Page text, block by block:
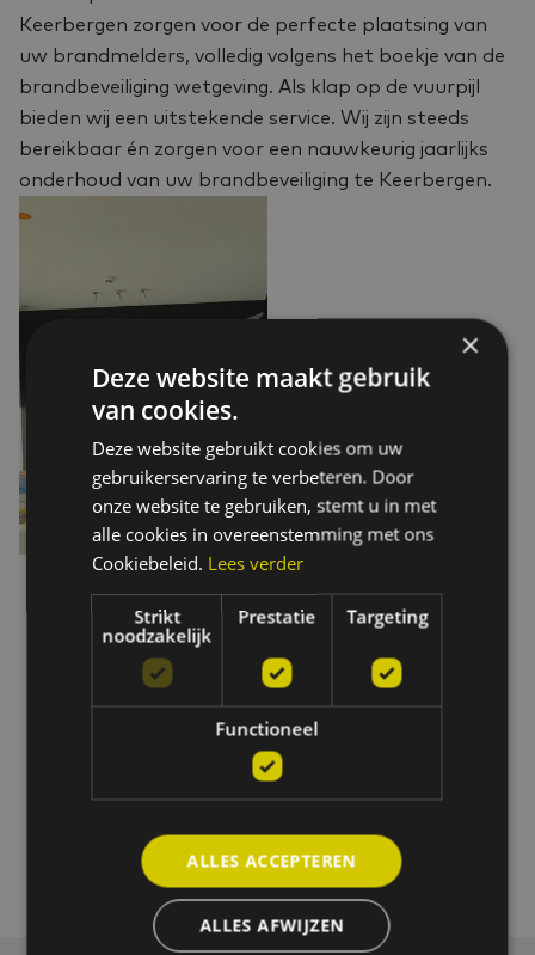
Keerbergen zorgen voor de perfecte plaatsing van
uw brandmelders, volledig volgens het boekje van de
brandbeveiliging wetgeving. Als klap op de vuurpijl
bieden wij een uitstekende service. Wij zijn steeds
bereikbaar én zorgen voor een nauwkeurig jaarlijks
onderhoud van uw brandbeveiliging te Keerbergen.
×
Deze website maakt gebruik
van cookies.
Deze website gebruikt cookies om uw
gebruikerservaring te verbeteren. Door
onze website te gebruiken, stemt u in met
alle cookies in overeenstemming met ons
Cookiebeleid. Lees verder
Strikt
noodzakelijk
Prestatie Targeting
Functioneel
ALLES ACCEPTEREN
ALLES AFWIJZEN